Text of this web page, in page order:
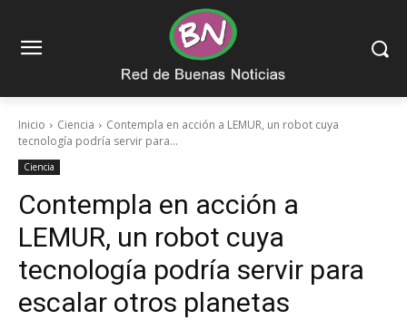
Inicio Ciencia
Contempla en acción a LEMUR, un robot cuya
tecnología podría servir para...
Ciencia
Contempla en acción a
LEMUR, un robot cuya
tecnología podría servir para
escalar otros planetas